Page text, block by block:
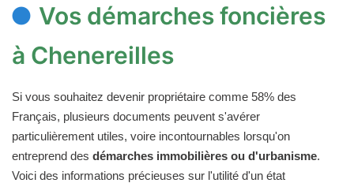
Vos démarches foncières
à Chenereilles
Si vous souhaitez devenir propriétaire comme 58% des
Français, plusieurs documents peuvent s'avérer
particulièrement utiles, voire incontournables lorsqu'on
entreprend des démarches immobilières ou d'urbanisme.
Voici des informations précieuses sur l'utilité d'un état